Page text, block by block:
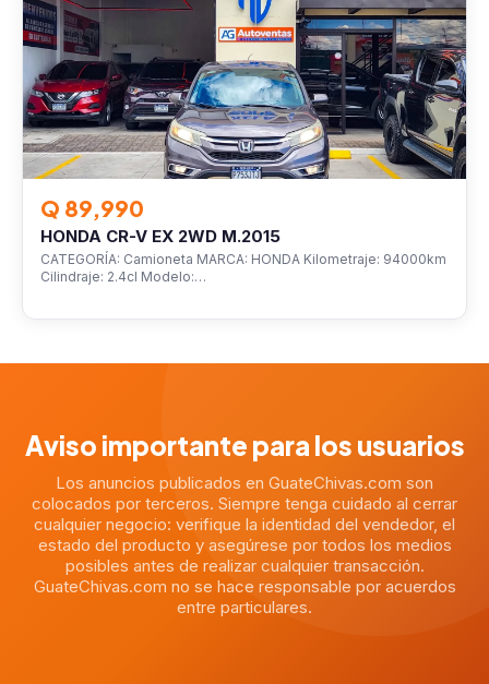
Q 89,990
HONDA CR-V EX 2WD M.2015
CATEGORÍA: Camioneta MARCA: HONDA Kilometraje: 94000km
Cilindraje: 2.4cl Modelo:…
Aviso importante para los usuarios
Los anuncios publicados en GuateChivas.com son
colocados por terceros. Siempre tenga cuidado al cerrar
cualquier negocio: verifique la identidad del vendedor, el
estado del producto y asegúrese por todos los medios
posibles antes de realizar cualquier transacción.
GuateChivas.com no se hace responsable por acuerdos
entre particulares.